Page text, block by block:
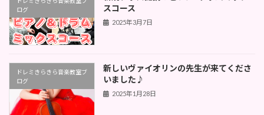
ログ
スコース
2025年3月7日
ドレミきらきら音楽教室ブ
ログ
新しいヴァイオリンの先生が来てくださ
いました♪
2025年1月28日